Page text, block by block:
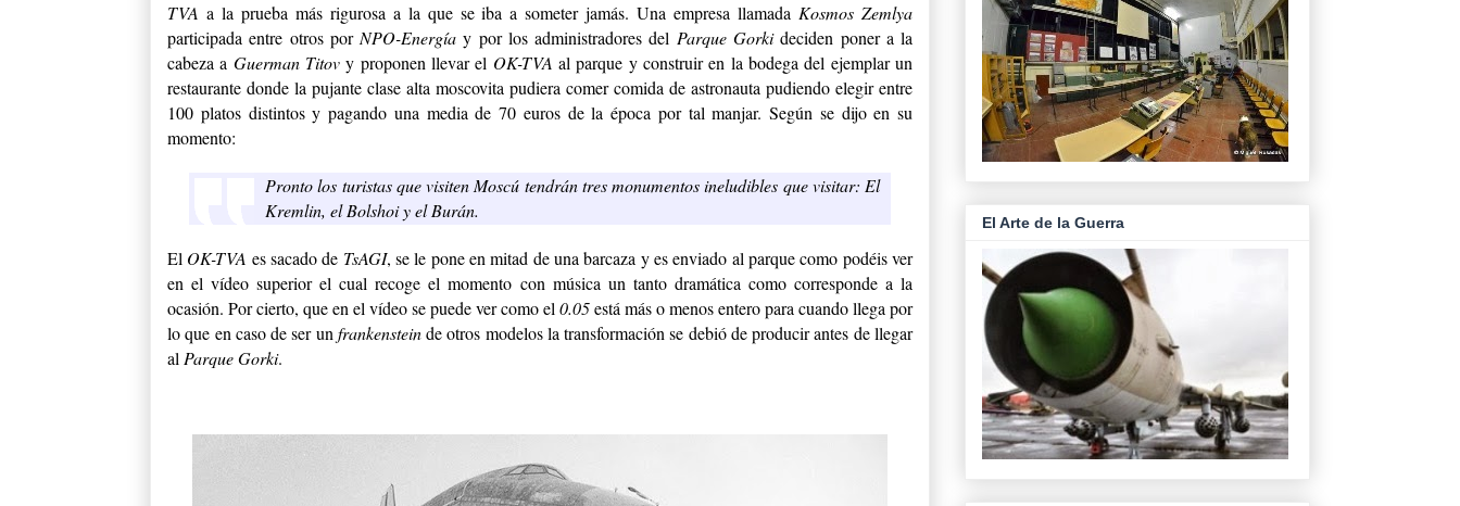
TVA a la prueba más rigurosa a la que se iba a someter jamás. Una empresa llamada Kosmos Zemlya
participada entre otros por NPO-Energía y por los administradores del Parque Gorkideciden poner a la
cabeza a Guerman Titov y proponen llevar el OK-TVA al parque y construir en la bodega del ejemplar un
restaurante donde la pujante clase alta moscovita pudiera comer comida de astronauta pudiendo elegir entre
100 platos distintos y pagando una media de 70 euros de la época por tal manjar. Según se dijo en su
momento:
Pronto los turistas que visiten Moscú tendrán tres monumentos ineludibles que visitar: El
Kremlin, el Bolshoi y el Burán.
El OK-TVA es sacado de TsAGI, se le pone en mitad de una barcaza y es enviado al parque como podéis ver
en el vídeo superior el cual recoge el momento con música un tanto dramática como corresponde a la
ocasión. Por cierto, que en el vídeo se puede ver como el 0.05está más o menos entero para cuando llega por
lo que en caso de ser un frankensteinde otros modelos la transformación se debió de producir antes de llegar
al Parque Gorki.
El Arte de la Guerra